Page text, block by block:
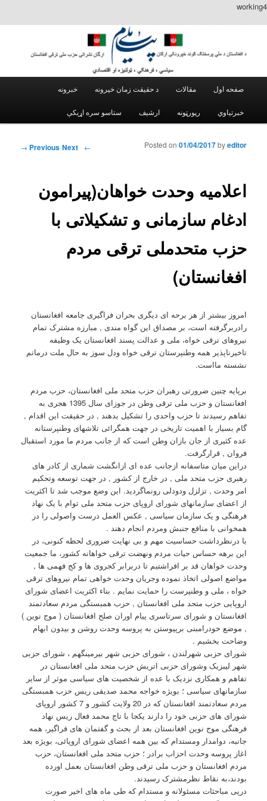
working4
Skip to primary content
Skip to secondary content
مقالات د حقیقت زمان خپرونه خبرونه
خبرتیاوي رپورټونه ارشیف
Post navigation
←
Next
→
اعلامیه وحدت خواهان(پیرامون
ادغام سازمانی و تشکیلاتی با
حزب متحدملی ترقی مردم
افغانستان)
Posted on 01/04/2017byeditor
امروز بیشتر از هر برحه ای دیگری بحران فراگیری جامعه افغانستان
رادربرگرفته است، بر مصداق این گواه مندی , مبارزه مشترک تمام
نیروهای ترقی خواه، ملی و عدالت پسند افغانستان یک وظیفه
تاخیرناپذیر همه وطنپرستان ترقی خواه ودل سوز به حال ملت درماتم
نشسته مااست.
برپایه چنین ضرورتی رهبران حزب متحد ملی افغانستان، حزب مردم
افغانستان و حزب ملی ترقی وطن در جوزای سال 1395 هجری به
تفاهم رسیدند تا حزب واحدی را تشکیل بدهند , در حقیقت این اقدام ,
گام بسیار با اهمیت تاریخی در جهت همگرائی تلاشهای وطنپرستانه
عده کثیری از جان بازان وطن است که از جانب مردم ما مورد استقبال
فروان , قرارگرفت.
دراین میان متاسفانه ازجانب عده ای ازانگشت شماری از کادر های
رهبری حزب متحد ملی , در خارج از کشور , در جهت توسعه وتحکیم
امر وحدت , تزلزل ودودلی رونماگردید. این وضع موجب شد تا اکثریت
از اعضای سازمانهای شورای اروپای حزب متحد ملی توام با یک نهاد
فرهنگی و یک سازمان سیاسی , عکس العمل درست واصولی را در
همخوانی با منافع جنبش ومردم انجام دهند .
با درنظرداشت حساسیت مهم و بی نهایت ضروری لحظه کنونی، در
این برهه حساس حیات مردم ونهضت ترقی خواهانه کشور، ما جمعیت
وحدت خواهان قد بر افراشتیم تا دربرابر کجروی ها و کج فهمی ها ,
مواضع اصولی اتخاذ نموده وجریان وحدت خواهی تمام نیروهای ترقی
خواه ، ملی و وطنپرست را حمایت نمایم . بناء اکثریت اعضای شورای
اروپایی حزب متحد ملی افغانستان , حزب همبستگی مردم سعادتمند
افغانستان و شورای سرتاسری پیام اوران صلح افغانستان ( موج نوین )
, موضع خودرامبنی برپیوستن به پروسه وحدت روشن و بیدون ابهام
وضاحت بخشیم .
شورای حزبی شهرلندن ، شورای حزبی شهر بیرمینگهم ، شورای حزبی
شهر لیبزیک وشورای حزبی اتریش حزب متحد ملی افغانستان در
تفاهم و همکاری نزدیک با عده از شخصیت های سیاسی موثر از سایر
سازمانهای سیاسی ؛ بویژه خواجه محمد صدیقی ریس حزب همبستگی
مردم سعادتمند افغانستان که در 20 ولایت کشور و 7 کشور اروپای
شورای های حزبی خود را دارند یکجا با تاج محمد فعال ریس نهاد
فرهنگی موج نوین افغانستان بعد از بحث و گفتمان های فراگیر، همه
جانبه، دوامدار ومستدام که بین همه اعضای شورای اروپائی، بویژه بعد
اغاز پروسه وحدت احزاب برادر ؛ حزب متحد ملی افغانستان، حزب
مردم افغانستان و حزب ملی ترقی وطن افغانستان بعمل اورده
بودند،به نقاط نظرمشترک رسیدند.
درپی مباحثات مسئولانه و مستدام که طی ماه های اخیر صورت